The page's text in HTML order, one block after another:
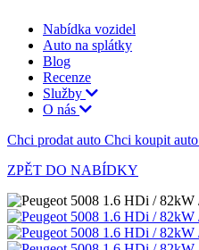
Nabídka vozidel
Auto na splátky
Blog
Recenze
Služby
O nás
Chci prodat auto Chci koupit auto
ZPĚT DO NABÍDKY